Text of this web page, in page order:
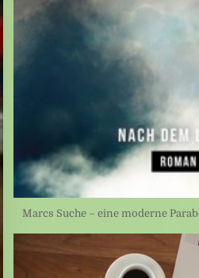
Marcs Suche – eine moderne